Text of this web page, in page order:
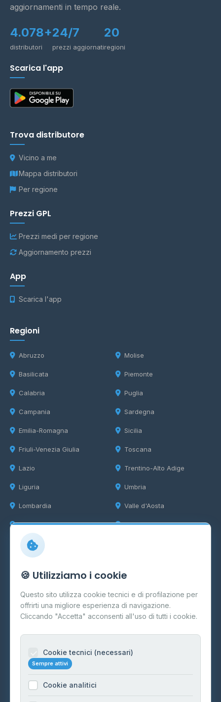
aggiornamenti in tempo reale.
4.078+
distributori
24/7
prezzi aggiornati
20
regioni
Scarica l'app
Trova distributore
Vicino a me
Mappa distributori
Per regione
Prezzi GPL
Prezzi medi per regione
Aggiornamento prezzi
App
Scarica l'app
Regioni
Abruzzo
Basilicata
Calabria
Campania
Emilia-Romagna
Friuli-Venezia Giulia
Lazio
Liguria
Lombardia
Marche
Molise
Piemonte
Puglia
Sardegna
Sicilia
Toscana
Trentino-Alto Adige
Umbria
Valle d'Aosta
Veneto
Info
Cos'è il GPL
FAQ
Contatti
Informazioni legali
Cookie Policy
🍪 Utilizziamo i cookie
Questo sito utilizza cookie tecnici e di profilazione per
offrirti una migliore esperienza di navigazione.
Cliccando "Accetta" acconsenti all'uso di tutti i cookie.
Cookie tecnici (necessari)
Sempre attivi
Cookie analitici